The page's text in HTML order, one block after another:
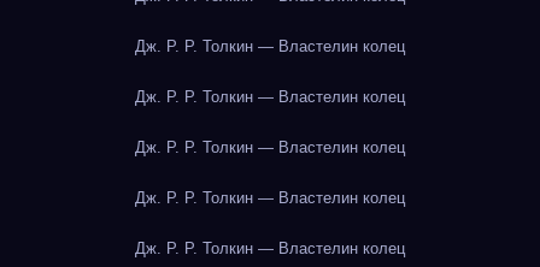
Дж. Р. Р. Толкин — Властелин колец
Дж. Р. Р. Толкин — Властелин колец
Дж. Р. Р. Толкин — Властелин колец
Дж. Р. Р. Толкин — Властелин колец
Дж. Р. Р. Толкин — Властелин колец